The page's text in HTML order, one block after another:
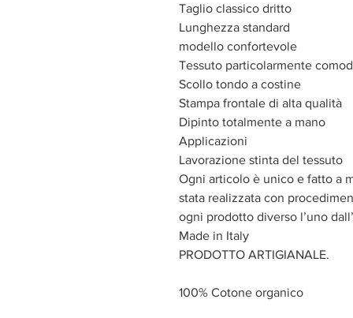
Taglio classico dritto
Lunghezza standard
modello confortevole
Tessuto particolarmente
Scollo tondo a costine
Stampa frontale di alta qualità
Dipinto totalmente a mano
Applicazioni
Lavorazione stinta del tessuto
Ogni articolo è unico e fatto a
stata realizzata con
ogni prodotto diverso l’uno
Made in Italy
PRODOTTO ARTIGIANALE.
100% Cotone organico